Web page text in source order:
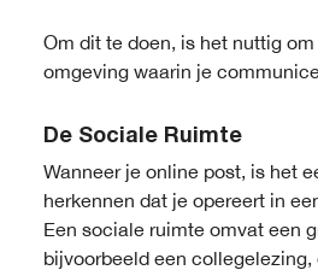
Om dit te doen, is het nuttig
omgeving waarin je
De Sociale Ruimte
Wanneer je online post, is het
herkennen dat je opereert in
Een sociale ruimte omvat een
bijvoorbeeld een